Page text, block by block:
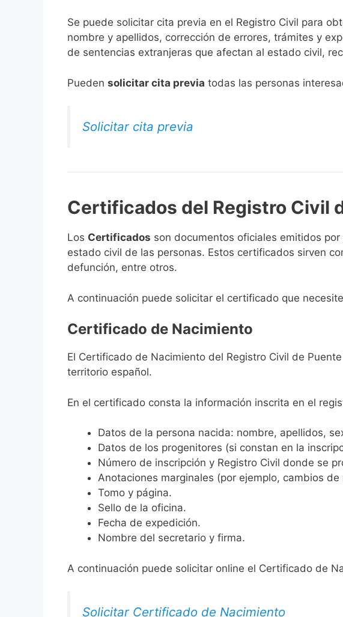
Se puede solicitar cita previa en el Registro Civil para
nombre y apellidos, corrección de errores, trámites y
de sentencias extranjeras que afectan al estado civil,
​Pueden solicitar cita previa todas las personas
Solicitar cita previa
Certificados del Registro Civil
Los Certificados son documentos oficiales emitidos por
estado civil de las personas. Estos certificados sirven
defunción, entre otros.
A continuación puede solicitar el certificado que
Certificado de Nacimiento
El Certificado de Nacimiento del Registro Civil de
territorio español.
En el certificado consta la información inscrita en el
Datos de la persona nacida: nombre, apellidos,
Datos de los progenitores (si constan en la
Número de inscripción y Registro Civil donde se
Anotaciones marginales (por ejemplo, cambios
Tomo y página.
Sello de la oficina.
Fecha de expedición.
Nombre del secretario y firma.
A continuación puede solicitar online el Certificado de
Solicitar Certificado de Nacimiento